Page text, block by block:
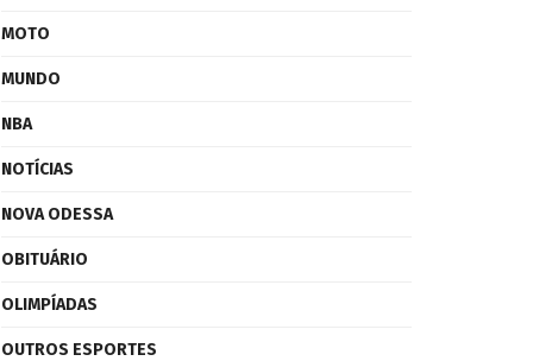
MOTO
MUNDO
NBA
NOTÍCIAS
NOVA ODESSA
OBITUÁRIO
OLIMPÍADAS
OUTROS ESPORTES